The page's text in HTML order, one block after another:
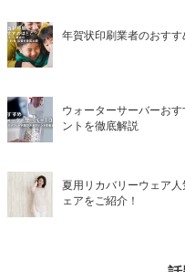
年賀状印刷業者のおす
ウォーターサーバーお
ントを徹底解説
夏用リカバリーウェア
ェアをご紹介！